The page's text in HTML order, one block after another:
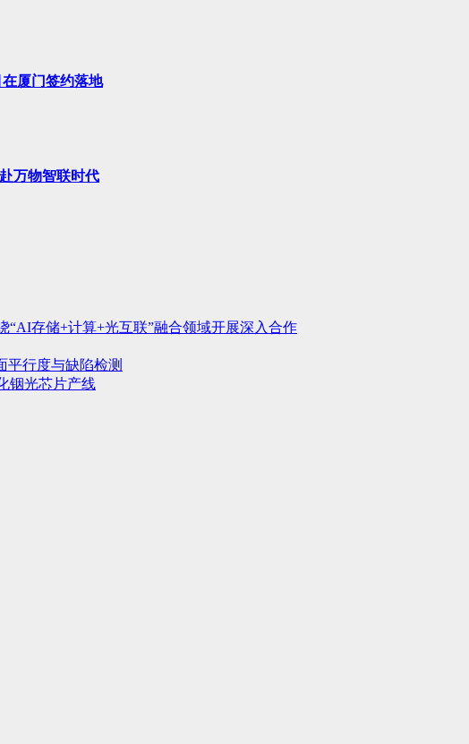
厦门签约落地
万物智联时代
存储+计算+光互联”融合领域开展深入合作
平行度与缺陷检测
铟光芯片产线